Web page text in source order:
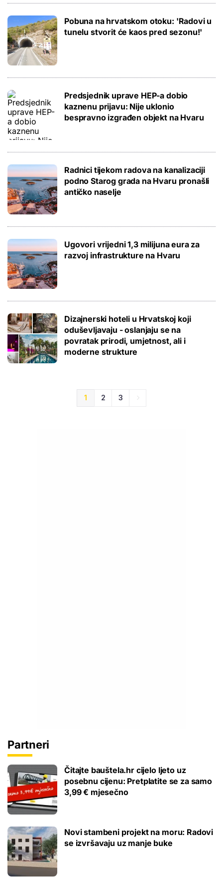
Pobuna na hrvatskom otoku: 'Radovi u
tunelu stvorit će kaos pred sezonu!'
Predsjednik uprave HEP-a dobio
kaznenu prijavu: Nije uklonio
bespravno izgrađen objekt na Hvaru
Radnici tijekom radova na kanalizaciji
podno Starog grada na Hvaru pronašli
antičko naselje
Ugovori vrijedni 1,3 milijuna eura za
razvoj infrastrukture na Hvaru
Dizajnerski hoteli u Hrvatskoj koji
oduševljavaju - oslanjaju se na
povratak prirodi, umjetnost, ali i
moderne strukture
1 2 3
Partneri
Čitajte bauštela.hr cijelo ljeto uz
posebnu cijenu: Pretplatite se za samo
3,99 € mjesečno
Novi stambeni projekt na moru: Radovi
se izvršavaju uz manje buke